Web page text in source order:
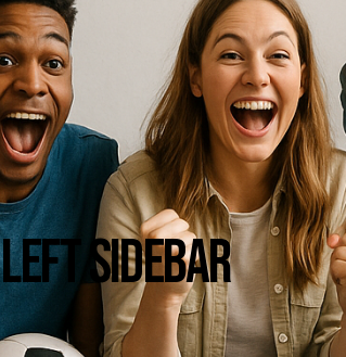
LEFT SIDEBAR